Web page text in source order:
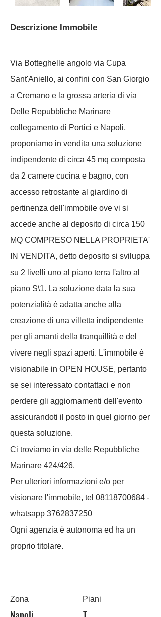
Descrizione Immobile
Via Botteghelle angolo via Cupa
Sant'Aniello, ai confini con San Giorgio
a Cremano e la grossa arteria di via
Delle Repubbliche Marinare
collegamento di Portici e Napoli,
proponiamo in vendita una soluzione
indipendente di circa 45 mq composta
da 2 camere cucina e bagno, con
accesso retrostante al giardino di
pertinenza dell'immobile ove vi si
accede anche al deposito di circa 150
MQ COMPRESO NELLA PROPRIETA'
IN VENDITA, detto deposito si sviluppa
su 2 livelli uno al piano terra l'altro al
piano S\1. La soluzione data la sua
potenzialità è adatta anche alla
creazione di una villetta indipendente
per gli amanti della tranquillità e del
vivere negli spazi aperti. L'immobile è
visionabile in OPEN HOUSE, pertanto
se sei interessato contattaci e non
perdere gli aggiornamenti dell'evento
assicurandoti il posto in quel giorno per
questa soluzione.
Ci troviamo in via delle Repubbliche
Marinare 424/426.
Per ulteriori informazioni e/o per
visionare l'immobile, tel 08118700684 -
whatsapp 3762837250
Ogni agenzia è autonoma ed ha un
proprio titolare.
Zona Piani